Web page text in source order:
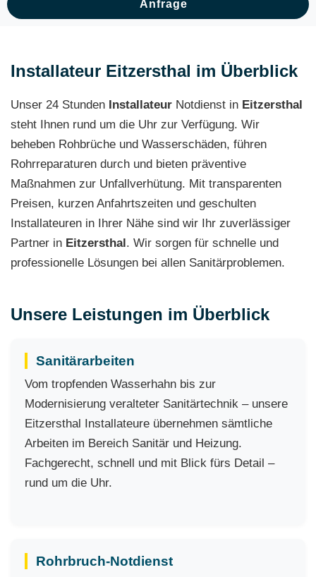
Anfrage
Installateur Eitzersthal im Überblick
Unser 24 Stunden Installateur Notdienst in Eitzersthal
steht Ihnen rund um die Uhr zur Verfügung. Wir
beheben Rohbrüche und Wasserschäden, führen
Rohrreparaturen durch und bieten präventive
Maßnahmen zur Unfallverhütung. Mit transparenten
Preisen, kurzen Anfahrtszeiten und geschulten
Installateuren in Ihrer Nähe sind wir Ihr zuverlässiger
Partner in Eitzersthal. Wir sorgen für schnelle und
professionelle Lösungen bei allen Sanitärproblemen.
Unsere Leistungen im Überblick
Sanitärarbeiten
Vom tropfenden Wasserhahn bis zur
Modernisierung veralteter Sanitärtechnik – unsere
Eitzersthal Installateure übernehmen sämtliche
Arbeiten im Bereich Sanitär und Heizung.
Fachgerecht, schnell und mit Blick fürs Detail –
rund um die Uhr.
Rohrbruch-Notdienst